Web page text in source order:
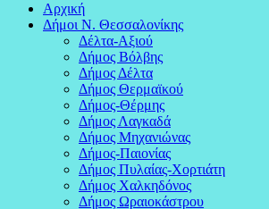
Αρχική
Δήμοι Ν. Θεσσαλονίκης
Δέλτα-Αξιού
Δήμος Βόλβης
Δήμος Δέλτα
Δήμος Θερμαϊκού
Δήμος-Θέρμης
Δήμος Λαγκαδά
Δήμος Μηχανιώνας
Δήμος-Παιονίας
Δήμος Πυλαίας-Χορτιάτη
Δήμος Χαλκηδόνος
Δήμος Ωραιοκάστρου